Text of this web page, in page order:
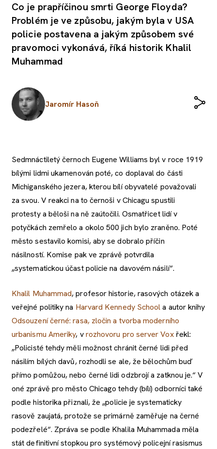
Co je prapříčinou smrti George Floyda?
Problém je ve způsobu, jakým byla v USA
policie postavena a jakým způsobem své
pravomoci vykonává, říká historik Khalil
Muhammad
Jaromír Hasoň
Sedmnáctiletý černoch Eugene Williams byl v roce 1919
bílými lidmi ukamenován poté, co doplaval do části
Michiganského jezera, kterou bílí obyvatelé považovali
za svou. V reakci na to černoši v Chicagu spustili
protesty a běloši na ně zaútočili. Osmatřicet lidí v
potyčkách zemřelo a okolo 500 jich bylo zraněno. Poté
město sestavilo komisi, aby se dobralo příčin
násilností. Komise pak ve zprávě potvrdila
„systematickou účast policie na davovém násilí“.
Khalil Muhammad, profesor historie, rasových otázek a
veřejné politiky na Harvard Kennedy Schoola autor knihy
Odsouzení černé: rasa, zločin a tvorba moderního
urbanismu Ameriky, vrozhovoru pro server Voxřekl:
„Policisté tehdy měli možnost chránit černé lidi před
násilím bílých davů, rozhodli se ale, že bělochům buď
přímo pomůžou, nebo černé lidi odzbrojí a zatknou je.“ V
oné zprávě pro město Chicago tehdy (bílí) odborníci také
podle historika přiznali, že „policie je systematicky
rasově zaujatá, protože se primárně zaměřuje na černé
podezřelé“. Zpráva se podle Khalila Muhammada měla
stát definitivní stopkou pro systémový policejní rasismus